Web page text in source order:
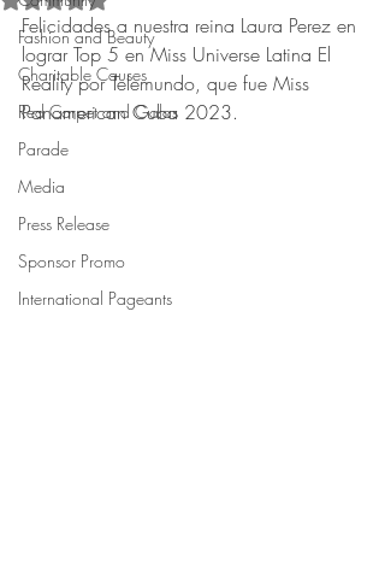
Fashion and Beauty
Charitable Causes
Red Carpet and Galas
Parade
Media
Press Release
Sponsor Promo
International Pageants
Felicidades a nuestra reina Laura Perez en
lograr Top 5 en Miss Universe Latina El
Reality por Telemundo, que fue Miss
Panamerican Cuba 2023.